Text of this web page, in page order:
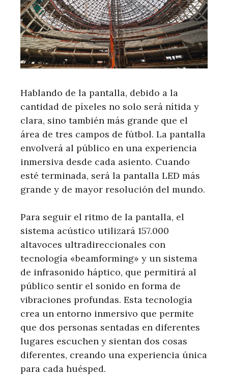
Hablando de la pantalla, debido a la
cantidad de píxeles no solo será nítida y
clara, sino también más grande que el
área de tres campos de fútbol. La pantalla
envolverá al público en una experiencia
inmersiva desde cada asiento. Cuando
esté terminada, será la pantalla LED más
grande y de mayor resolución del mundo.
Para seguir el ritmo de la pantalla, el
sistema acústico utilizará 157.000
altavoces ultradireccionales con
tecnología «beamforming» y un sistema
de infrasonido háptico, que permitirá al
público sentir el sonido en forma de
vibraciones profundas. Esta tecnología
crea un entorno inmersivo que permite
que dos personas sentadas en diferentes
lugares escuchen y sientan dos cosas
diferentes, creando una experiencia única
para cada huésped.